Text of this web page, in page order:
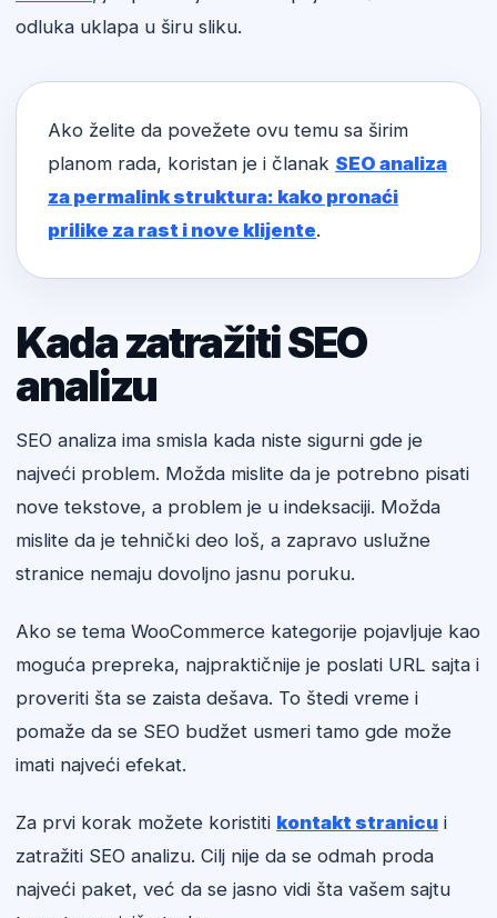
odluka uklapa u širu sliku.
Ako želite da povežete ovu temu sa širim
planom rada, koristan je i članak SEO analiza
za permalink struktura: kako pronaći
prilike za rast i nove klijente.
Kada zatražiti SEO
analizu
SEO analiza ima smisla kada niste sigurni gde je
najveći problem. Možda mislite da je potrebno pisati
nove tekstove, a problem je u indeksaciji. Možda
mislite da je tehnički deo loš, a zapravo uslužne
stranice nemaju dovoljno jasnu poruku.
Ako se tema WooCommerce kategorije pojavljuje kao
moguća prepreka, najpraktičnije je poslati URL sajta i
proveriti šta se zaista dešava. To štedi vreme i
pomaže da se SEO budžet usmeri tamo gde može
imati najveći efekat.
Za prvi korak možete koristiti kontakt stranicu i
zatražiti SEO analizu. Cilj nije da se odmah proda
najveći paket, već da se jasno vidi šta vašem sajtu